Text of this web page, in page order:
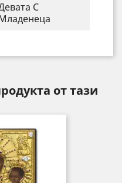
С
от тази